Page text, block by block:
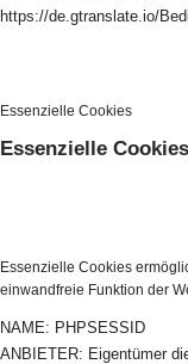
https://de.gtranslate.io/
Essenzielle Cookies
Essenzielle Cookies
Essenzielle Cookies
einwandfreie Funktion der
NAME: PHPSESSID
ANBIETER: Eigentümer